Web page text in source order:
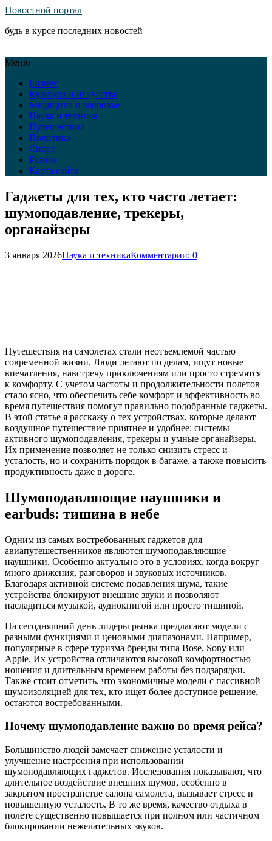
Новостной портал
будь в курсе последних новостей
Меню
Бизнес
Культура и искусство
Медицина и здоровье
Наука и техника
Путешествия
Политика
Спорт
Разное
Карта сайта
Гаджеты для тех, кто часто летает:
шумоподавление, трекеры,
органайзеры
3 января 2026Наука и техникаКомментарии: 0
Путешествия на самолетах стали неотъемлемой частью
современной жизни. Люди летают по делам, ищут новые
впечатления, навстречу приключениям или просто стремятся
к комфорту. С учетом частоты и продолжительности полетов
стало ясно, что обеспечить себе комфорт и эффективность во
время путешествия помогут правильно подобранные гаджеты.
В этой статье я расскажу о тех устройствах, которые делают
воздушное путешествие приятнее и удобнее: системы
активного шумоподавления, трекеры и умные органайзеры.
Их применение позволяет не только снизить стресс и
усталость, но и сохранить порядок в багаже, а также повысить
продуктивность даже в дороге.
Шумоподавляющие наушники и
earbuds: тишина в небе
Одним из самых востребованных гаджетов для
авиапутешественников являются шумоподавляющие
наушники. Особенно актуально это в условиях, когда вокруг
много движения, разговоров и звуковых источников.
Благодаря активной системе подавления шума, такие
устройства блокируют внешние звуки и позволяют
насладиться музыкой, аудиокнигой или просто тишиной.
На сегодняшний день лидеры рынка предлагают модели с
разными функциями и ценовыми диапазонами. Например,
популярные в сфере туризма бренды типа Bose, Sony или
Apple. Их устройства отличаются высокой комфортностью
ношения и длительным временем работы без подзарядки.
Также стоит отметить, что экономичные модели с пассивной
шумоизоляцией для тех, кто ищет более доступное решение,
остаются востребованными.
Почему шумоподавление важно во время рейса?
Большинство людей замечает снижение усталости и
улучшение настроения при использовании
шумоподавляющих гаджетов. Исследования показывают, что
длительное воздействие внешних шумов, особенно в
закрытом пространстве салона самолета, вызывает стресс и
повышенную усталость. В то же время, качество отдыха в
полете существенно повышается при полном или частичном
блокировании нежелательных звуков.